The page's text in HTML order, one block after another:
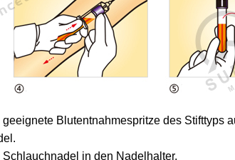
Blutentnahmespritze des Stifttyps
in den Nadelhalter.